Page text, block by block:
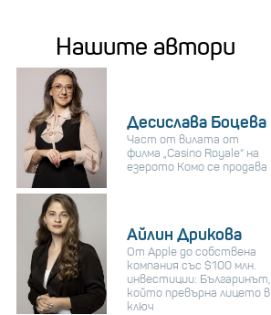
Нашите автори
Десислава Боцева
Част от вилата от
филма „Casino Royale“ на
езерото Комо се продава
Айлин Дрикова
От Apple до собствена
компания със $100 млн.
инвестиции: Българинът,
който превърна лицето в
ключ